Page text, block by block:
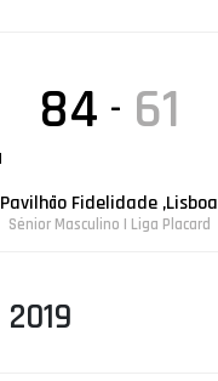
84 - 61
Pavilhão Fidelidade ,Lisboa
Sénior Masculino | Liga Placard